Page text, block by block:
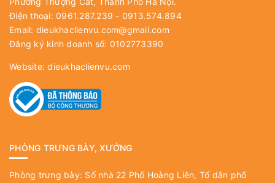
Điện thoại: 0961.287.239 - 0913.574.894
Email: dieukhaclienvu.com@gmail.com
Đăng ký kinh doanh số: 0102773390
Website:dieukhaclienvu.com
PHÒNG TRƯNG BÀY, XƯỞNG
Phòng trưng bày: Số nhà 22 Phố Hoàng Liên, Tổ dân phố